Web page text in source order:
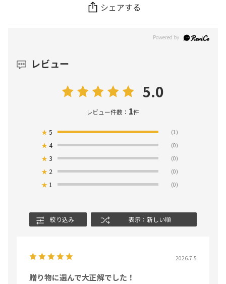
シェアする
レビュー
5.0
レビュー件数： 1件
★5 (1)
★4 (0)
★3 (0)
★ 2 (0)
★ 1 (0)
絞り込み 表示：新しい順
2026.7.5
贈り物に選んで大正解でした！